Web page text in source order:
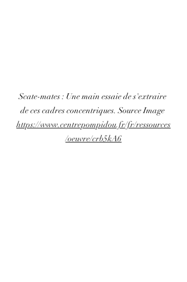
Scate-mates : Une main essaie de s'extraire
de ces cadres concentriques. Source Image
https://www.centrepompidou.fr/fr/ressources
/oeuvre/crb5kA6